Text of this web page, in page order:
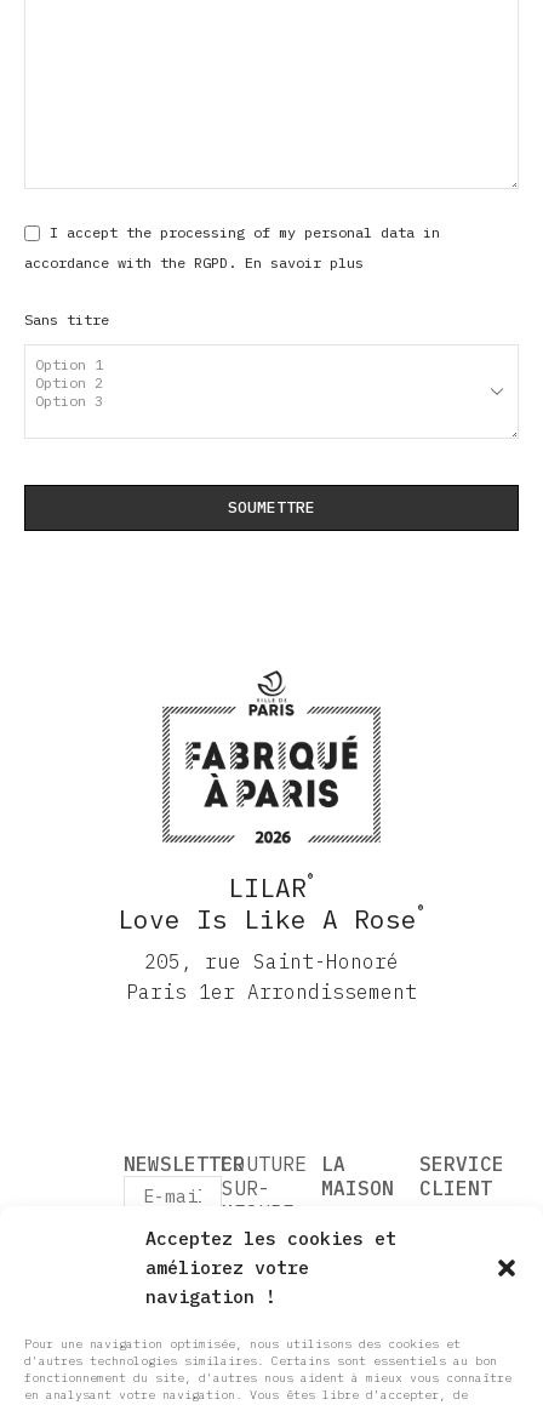
Acceptez les cookies et
améliorez votre
navigation !
Pour une navigation optimisée, nous utilisons des cookies et
d'autres technologies similaires. Certains sont essentiels au bon
fonctionnement du site, d'autres nous aident à mieux vous connaître
en analysant votre navigation. Vous êtes libre d'accepter, de
I accept the processing of my personal data in
accordance with the RGPD. En savoir plus
Sans titre
SOUMETTRE
LILAR®
Love Is Like A Rose ®
205, rue Saint-Honoré
Paris 1er Arrondissement
Saint-
Honoré
COUTURE
SUR-
MESURE
SOMETHING OLD
PARADIS
BLANC
ALLEGORIES
COUTURE
SUR-
MESURE &
LA
MAISON
CRÉATRICE
SAVOIR
FAIRE
NOS
SERVICE
CLIENT
RÉPONSES
CONTACT
CGV
NEWSLETTER
J’accepte
traitement
données
personnelles
conformément
au RGPD.En